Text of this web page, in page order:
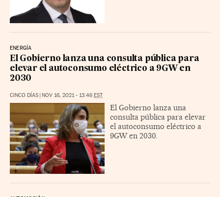
ENERGÍA
El Gobierno lanza una consulta pública para
elevar el autoconsumo eléctrico a 9GW en
2030
CINCO DÍAS | NOV 16, 2021 - 13:46 EST
El Gobierno lanza una
consulta pública para elevar
el autoconsumo eléctrico a
9GW en 2030.